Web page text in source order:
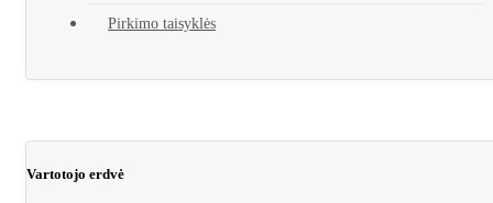
Pirkimo taisyklės
Vartotojo erdvė